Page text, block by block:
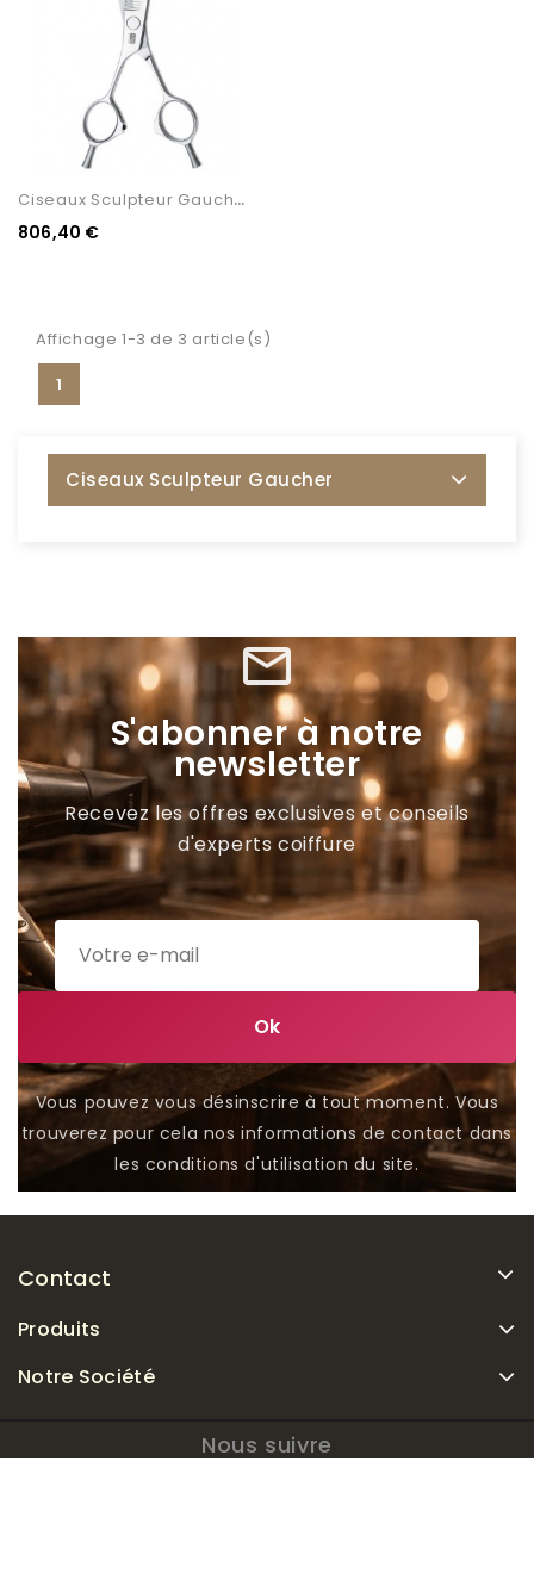
C
Iseaux Sculpteur Gaucher...
806,40 €
Affichage 1-3 de 3 article(s)
1
Ciseaux Sculpteur Gaucher
mail_outline
S'abonner à notre
newsletter
Recevez les offres exclusives et conseils
d'experts coiffure
Vous pouvez vous désinscrire à tout moment. Vous
trouverez pour cela nos informations de contact dans
les conditions d'utilisation du site.
Contact
Produits
Notre Société
Nous suivre